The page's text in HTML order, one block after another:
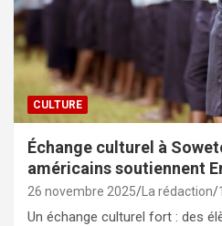
CULTURE
Échange culturel à
américains soutiennent
26 novembre 2025 La rédaction
Un échange culturel fort : des